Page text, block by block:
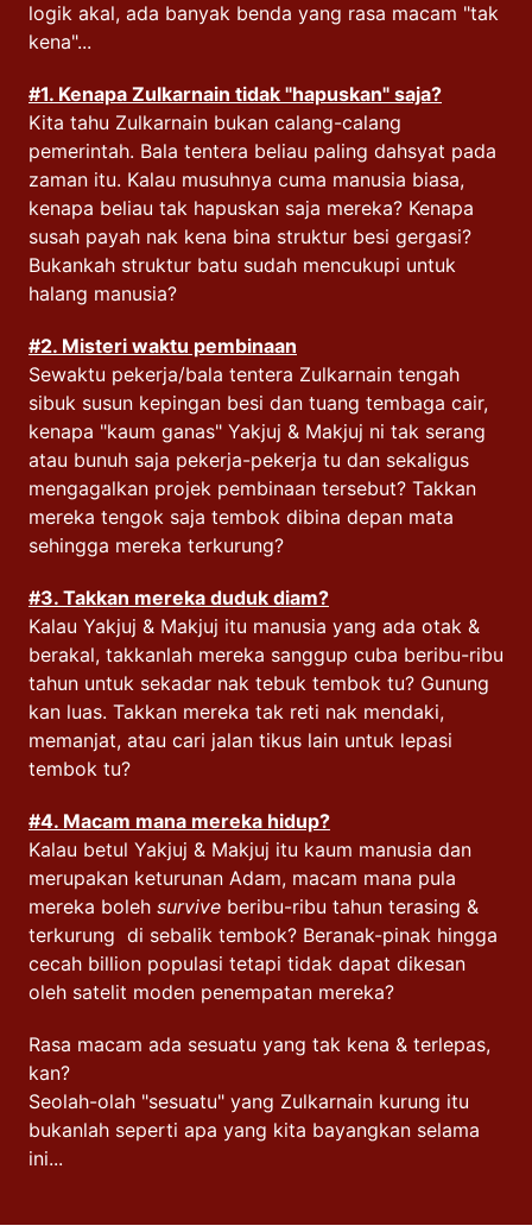
logik akal, ada banyak benda yang rasa macam "tak
kena"...
#1. Kenapa Zulkarnain tidak "hapuskan" saja?
Kita tahu Zulkarnain bukan calang-calang
pemerintah. Bala tentera beliau paling dahsyat pada
zaman itu. Kalau musuhnya cuma manusia biasa,
kenapa beliau tak hapuskan saja mereka? Kenapa
susah payah nak kena bina struktur besi gergasi?
Bukankah struktur batu sudah mencukupi untuk
halang manusia?
#2. Misteri waktu pembinaan
Sewaktu pekerja/bala tentera Zulkarnain tengah
sibuk susun kepingan besi dan tuang tembaga cair,
kenapa "kaum ganas" Yakjuj & Makjuj ni tak serang
atau bunuh saja pekerja-pekerja tu dan sekaligus
mengagalkan projek pembinaan tersebut? Takkan
mereka tengok saja tembok dibina depan mata
sehingga mereka terkurung?
#3. Takkan mereka duduk diam?
Kalau Yakjuj & Makjuj itu manusia yang ada otak &
berakal, takkanlah mereka sanggup cuba beribu-ribu
tahun untuk sekadar nak tebuk tembok tu? Gunung
kan luas. Takkan mereka tak reti nak mendaki,
memanjat, atau cari jalan tikus lain untuk lepasi
tembok tu?
#4. Macam mana mereka hidup?
Kalau betul Yakjuj & Makjuj itu kaum manusia dan
merupakan keturunan Adam, macam mana pula
mereka boleh survive beribu-ribu tahun terasing &
terkurung di sebalik tembok? Beranak-pinak hingga
cecah billion populasi tetapi tidak dapat dikesan
oleh satelit moden penempatan mereka?
Rasa macam ada sesuatu yang tak kena & terlepas,
kan?
Seolah-olah "sesuatu" yang Zulkarnain kurung itu
bukanlah seperti apa yang kita bayangkan selama
ini...